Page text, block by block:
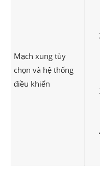
Mạch xung tùy
chọn và hệ thống
điều khiển